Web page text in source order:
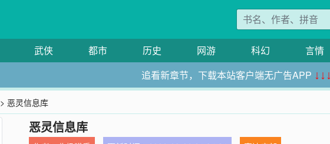
武侠 都市 历史 网游 科幻 言情
追看新章节，下载本站客户端无广告APP ↓↓↓
> 恶灵信息库
恶灵信息库